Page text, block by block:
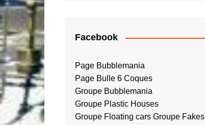
Facebook
Page Bubblemania
Page Bulle 6 Coques
Groupe Bubblemania
Groupe Plastic Houses
Groupe Floating cars Groupe Fakes